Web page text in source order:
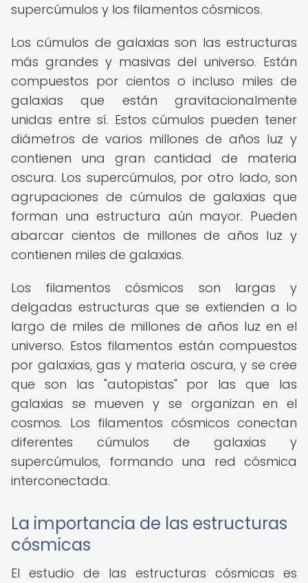
supercúmulos y los filamentos cósmicos.
Los cúmulos de galaxias son las estructuras
más grandes y masivas del universo. Están
compuestos por cientos o incluso miles de
galaxias que están gravitacionalmente
unidas entre sí. Estos cúmulos pueden tener
diámetros de varios millones de años luz y
contienen una gran cantidad de materia
oscura. Los supercúmulos, por otro lado, son
agrupaciones de cúmulos de galaxias que
forman una estructura aún mayor. Pueden
abarcar cientos de millones de años luz y
contienen miles de galaxias.
Los filamentos cósmicos son largas y
delgadas estructuras que se extienden a lo
largo de miles de millones de años luz en el
universo. Estos filamentos están compuestos
por galaxias, gas y materia oscura, y se cree
que son las "autopistas" por las que las
galaxias se mueven y se organizan en el
cosmos. Los filamentos cósmicos conectan
diferentes cúmulos de galaxias y
supercúmulos, formando una red cósmica
interconectada.
La importancia de las estructuras
cósmicas
El estudio de las estructuras cósmicas es